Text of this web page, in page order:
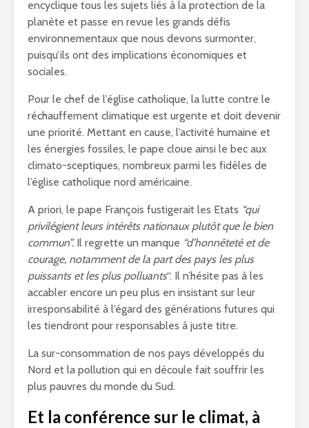
encyclique tous les sujets liés à la protection de la
planète et passe en revue les grands défis
environnementaux que nous devons surmonter,
puisqu’ils ont des implications économiques et
sociales.
Pour le chef de l’église catholique, la lutte contre le
réchauffement climatique est urgente et doit devenir
une priorité. Mettant en cause, l’activité humaine et
les énergies fossiles, le pape cloue ainsi le bec aux
climato-sceptiques, nombreux parmi les fidèles de
l’église catholique nord américaine.
A priori, le pape François fustigerait les Etats “qui
privilégient leurs intérêts nationaux plutôt que le bien
commun”. Il regrette un manque “d’honnêteté et de
courage, notamment de la part des pays les plus
puissants et les plus polluants“. Il n’hésite pas à les
accabler encore un peu plus en insistant sur leur
irresponsabilité à l’égard des générations futures qui
les tiendront pour responsables à juste titre.
La sur-consommation de nos pays développés du
Nord et la pollution qui en découle fait souffrir les
plus pauvres du monde du Sud.
Et la conférence sur le climat, à